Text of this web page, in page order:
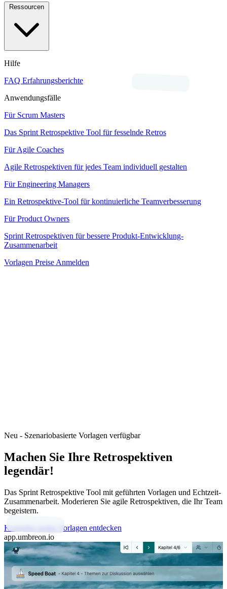
Hilfe
FAQ Erfahrungsberichte
Anwendungsfälle
Für Scrum Masters
Das Sprint Retrospektive Tool für fesselnde Retros
Für Agile Coaches
Agile Retrospektiven für jedes Team individuell gestalten
Für Engineering Managers
Ein Retrospektive-Tool für kontinuierliche Teamverbesserung
Für Product Owners
Sprint Retrospektiven für bessere Produkt-Entwicklung-
Zusammenarbeit
Vorlagen Preise Anmelden
Neu - Szenariobasierte Vorlagen verfügbar
Machen Sie Ihre Retrospektiven
legendär!
Das Sprint Retrospektive Tool mit geführten Vorlagen und Echtzeit-
Zusammenarbeit. Moderieren Sie agile Retrospektiven, die Ihr Team
begeistern.
Kostenlos testen
Vorlagen entdecken
app.umbreon.io